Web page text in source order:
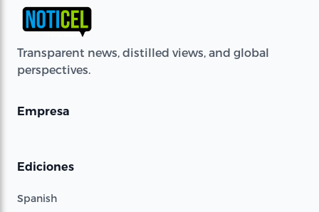
Transparent news, distilled views, and global
perspectives.
Empresa
Ediciones
Spanish